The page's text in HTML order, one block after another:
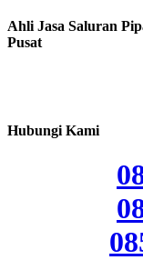
Ahli Jasa Saluran
Pusat
Hubungi Kami